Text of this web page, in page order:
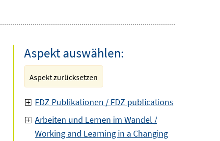
Aspekt auswählen:
Aspekt zurücksetzen
FDZ Publikationen / FDZ publications
Arbeiten und Lernen im Wandel /
Working and Learning in a Changing